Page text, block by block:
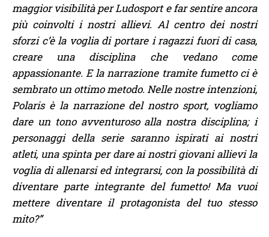
maggior visibilità per Ludosport e far sentire ancora
più coinvolti i nostri allievi. Al centro dei nostri
sforzi c’è la voglia di portare i ragazzi fuori di casa,
creare una disciplina che vedano come
appassionante. E la narrazione tramite fumetto ci è
sembrato un ottimo metodo. Nelle nostre intenzioni,
Polaris è la narrazione del nostro sport, vogliamo
dare un tono avventuroso alla nostra disciplina; i
personaggi della serie saranno ispirati ai nostri
atleti, una spinta per dare ai nostri giovani allievi la
voglia di allenarsi ed integrarsi, con la possibilità di
diventare parte integrante del fumetto! Ma vuoi
mettere diventare il protagonista del tuo stesso
mito?”